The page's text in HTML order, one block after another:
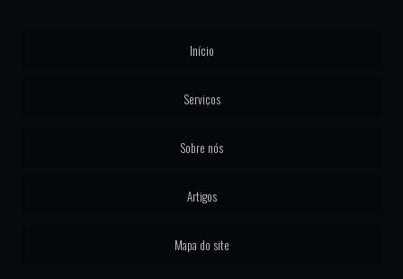
Início
Serviços
Sobre nós
Artigos
Mapa do site